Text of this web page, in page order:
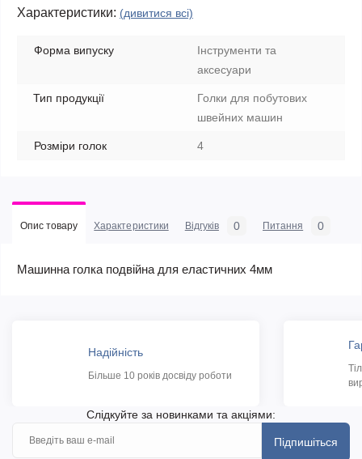
Характеристики: (дивитися всі)
Форма випуску
Інструменти та
аксесуари
Тип продукції
Голки для побутових
швейних машин
Розміри голок 4
Опис товару Характеристики Відгуків 0 Питання 0
Машинна голка подвійна для еластичних 4мм
Надійність
Більше 10 років досвіду роботи
Слідкуйте за новинками та акціями:
Підпишіться